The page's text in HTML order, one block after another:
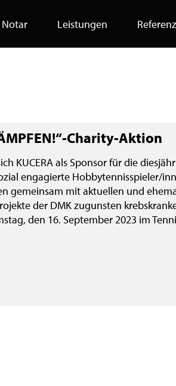
Notar Leistungen
Charity-Aktion
KUCERA als Sponsor für die
engagierte Hobbytennisspieler/
gemeinsam mit aktuellen und
der DMK zugunsten
den 16. September 2023 im